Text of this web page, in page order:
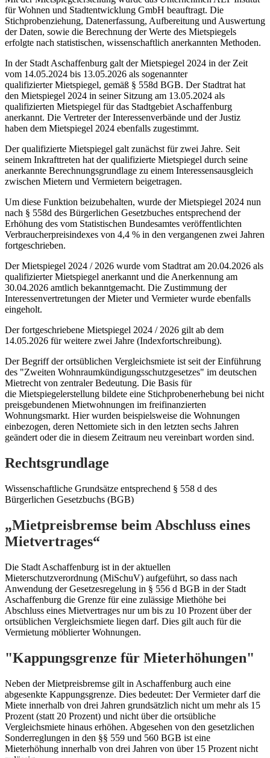
für Wohnen und Stadtentwicklung GmbH beauftragt. Die
Stichprobenziehung, Datenerfassung, Aufbereitung und Auswertung
der Daten, sowie die Berechnung der Werte des Mietspiegels
erfolgte nach statistischen, wissenschaftlich anerkannten Methoden.
In der Stadt Aschaffenburg galt der Mietspiegel 2024 in der Zeit
vom 14.05.2024 bis 13.05.2026 als sogenannter
qualifizierter Mietspiegel, gemäß § 558d BGB. Der Stadtrat hat
den Mietspiegel 2024 in seiner Sitzung am 13.05.2024 als
qualifizierten Mietspiegel für das Stadtgebiet Aschaffenburg
anerkannt. Die Vertreter der Interessenverbände und der Justiz
haben dem Mietspiegel 2024 ebenfalls zugestimmt.
Der qualifizierte Mietspiegel galt zunächst für zwei Jahre. Seit
seinem Inkrafttreten hat der qualifizierte Mietspiegel durch seine
anerkannte Berechnungsgrundlage zu einem Interessensausgleich
zwischen Mietern und Vermietern beigetragen.
Um diese Funktion beizubehalten, wurde der Mietspiegel 2024 nun
nach § 558d des Bürgerlichen Gesetzbuches entsprechend der
Erhöhung des vom Statistischen Bundesamtes veröffentlichten
Verbraucherpreisindexes von 4,4 % in den vergangenen zwei Jahren
fortgeschrieben.
Der Mietspiegel 2024 / 2026 wurde vom Stadtrat am 20.04.2026 als
qualifizierter Mietspiegel anerkannt und die Anerkennung am
30.04.2026 amtlich bekanntgemacht. Die Zustimmung der
Interessenvertretungen der Mieter und Vermieter wurde ebenfalls
eingeholt.
Der fortgeschriebene Mietspiegel 2024 / 2026 gilt ab dem
14.05.2026 für weitere zwei Jahre (Indexfortschreibung).
Der Begriff der ortsüblichen Vergleichsmiete ist seit der Einführung
des "Zweiten Wohnraumkündigungsschutzgesetzes" im deutschen
Mietrecht von zentraler Bedeutung. Die Basis für
die Mietspiegelerstellung bildete eine Stichprobenerhebung bei nicht
preisgebundenen Mietwohnungen im freifinanzierten
Wohnungsmarkt. Hier wurden beispielsweise die Wohnungen
einbezogen, deren Nettomiete sich in den letzten sechs Jahren
geändert oder die in diesem Zeitraum neu vereinbart worden sind.
Rechtsgrundlage
Wissenschaftliche Grundsätze entsprechend § 558 d des
Bürgerlichen Gesetzbuchs (BGB)
„Mietpreisbremse beim Abschluss eines
Mietvertrages“
Die Stadt Aschaffenburg ist in der aktuellen
Mieterschutzverordnung (MiSchuV) aufgeführt, so dass nach
Anwendung der Gesetzesregelung in § 556 d BGB in der Stadt
Aschaffenburg die Grenze für eine zulässige Miethöhe bei
Abschluss eines Mietvertrages nur um bis zu 10 Prozent über der
ortsüblichen Vergleichsmiete liegen darf. Dies gilt auch für die
Vermietung möblierter Wohnungen.
"Kappungsgrenze für Mieterhöhungen"
Neben der Mietpreisbremse gilt in Aschaffenburg auch eine
abgesenkte Kappungsgrenze. Dies bedeutet: Der Vermieter darf die
Miete innerhalb von drei Jahren grundsätzlich nicht um mehr als 15
Prozent (statt 20 Prozent) und nicht über die ortsübliche
Vergleichsmiete hinaus erhöhen. Abgesehen von den gesetzlichen
Sonderreglungen in den §§ 559 und 560 BGB ist eine
Mieterhöhung innerhalb von drei Jahren von über 15 Prozent nicht